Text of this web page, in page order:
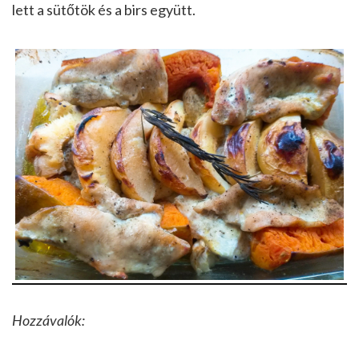
lett a sütőtök és a birs együtt.
Hozzávalók: